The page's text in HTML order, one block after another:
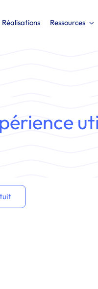
Réalisations Ressources